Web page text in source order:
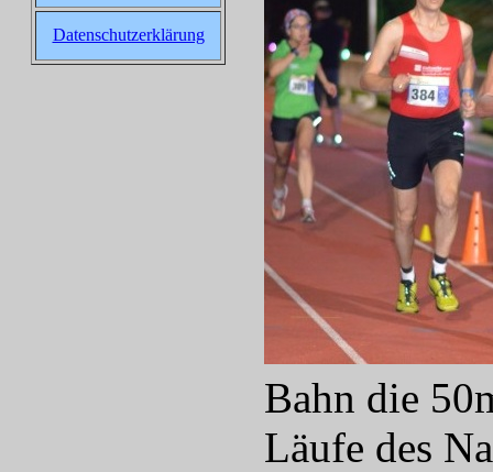
Datenschutzerklärung
Bahn die
Läufe des